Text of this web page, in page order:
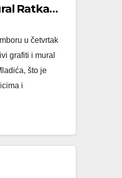
Ratka
u četvrtak
grafiti i mural
što je
i